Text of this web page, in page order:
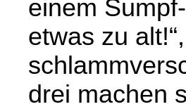
einem
etwas zu
drei machen